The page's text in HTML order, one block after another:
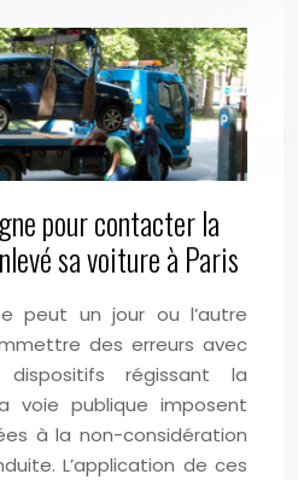
pour contacter la
sa voiture à Paris
peut un jour ou l’autre
des erreurs avec
régissant la
voie publique imposent
à la non-considération
L’application de ces